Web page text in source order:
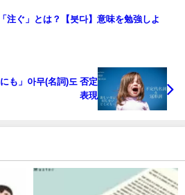
注ぐ」とは？【붓다】意味を勉強しよ
も」아무(名詞)도 否定
表現